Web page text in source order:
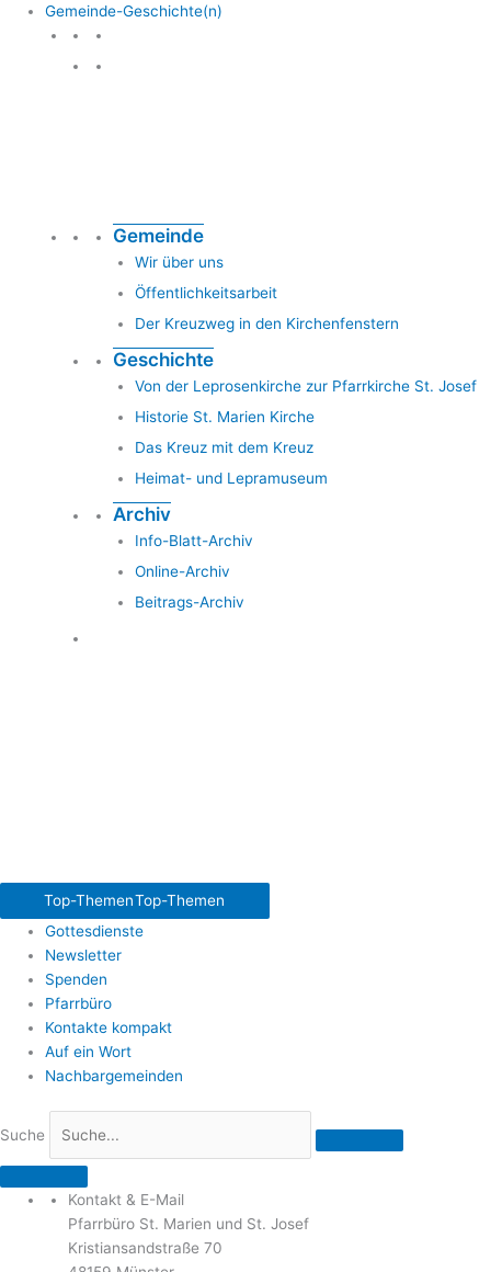
Gemeinde-Geschichte(n)
Gemeinde
Wir über uns
Öffentlichkeitsarbeit
Der Kreuzweg in den Kirchenfenstern
Geschichte
Von der Leprosenkirche zur Pfarrkirche St. Josef
Historie St. Marien Kirche
Das Kreuz mit dem Kreuz
Heimat- und Lepramuseum
Archiv
Info-Blatt-Archiv
Online-Archiv
Beitrags-Archiv
Top-ThemenTop-Themen
Gottesdienste
Newsletter
Spenden
Pfarrbüro
Kontakte kompakt
Auf ein Wort
Nachbargemeinden
Suche
Kontakt & E-Mail
Pfarrbüro St. Marien und St. Josef
Kristiansandstraße 70